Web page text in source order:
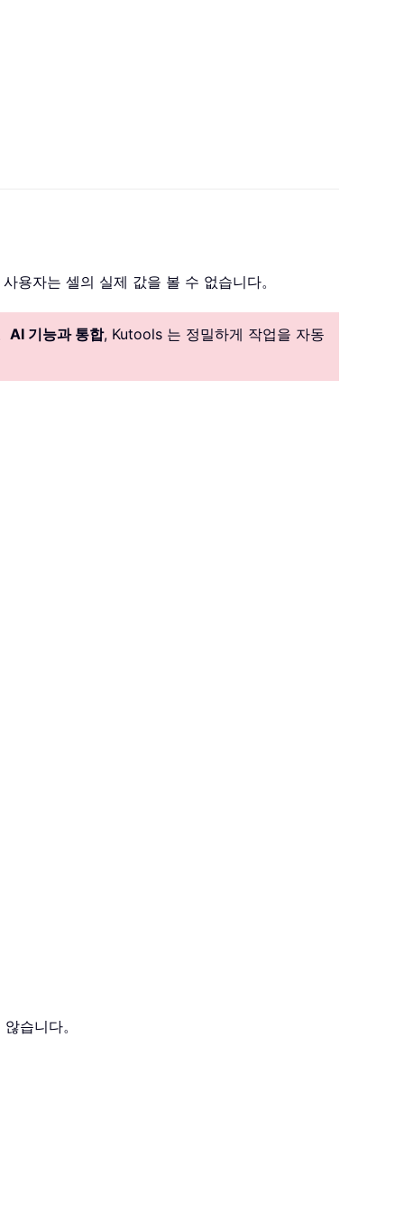
용자는 셀의 실제 값을 볼 수 없습니다。
AI 기능과 통합, Kutools 는 정밀하게 작업을 자동
습니다。